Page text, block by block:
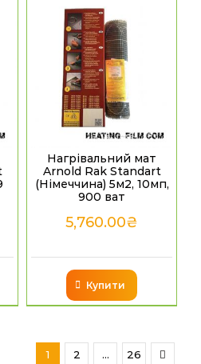
Нагрівальний мат
Arnold Rak Standart
(Німеччина) 5м2, 10мп,
900 ват
5,760.00₴
Купити
1 2 … 26